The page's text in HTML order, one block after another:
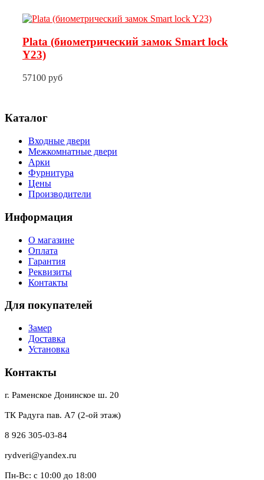
Plata (биометрический замок Smart lock
Y23)
57100 руб
Каталог
Входные двери
Межкомнатные двери
Арки
Фурнитура
Цены
Производители
Информация
О магазине
Оплата
Гарантия
Реквизиты
Контакты
Для покупателей
Замер
Доставка
Установка
Контакты
г. Раменское Донинское ш. 20
ТК Радуга пав. А7 (2-ой этаж)
8 926 305-03-84
rydveri@yandex.ru
Пн-Вс: с 10:00 до 18:00